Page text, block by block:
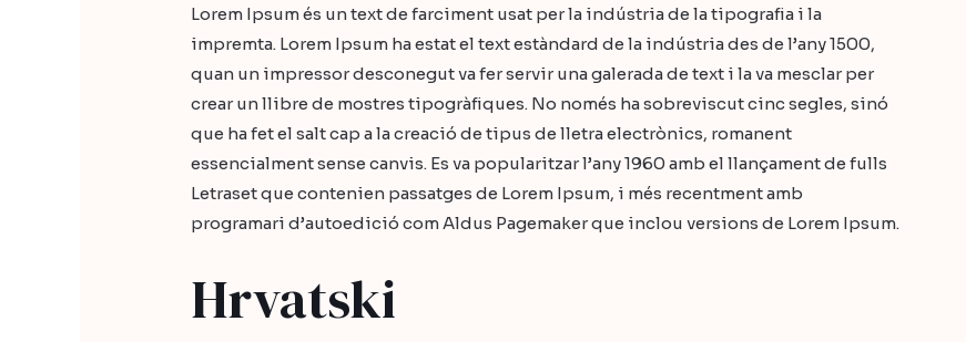
Lorem Ipsum és un text de farciment usat per la indústria de la tipografia i la
impremta. Lorem Ipsum ha estat el text estàndard de la indústria des de l’any 1500,
quan un impressor desconegut va fer servir una galerada de text i la va mesclar per
crear un llibre de mostres tipogràfiques. No només ha sobreviscut cinc segles, sinó
que ha fet el salt cap a la creació de tipus de lletra electrònics, romanent
essencialment sense canvis. Es va popularitzar l’any 1960 amb el llançament de fulls
Letraset que contenien passatges de Lorem Ipsum, i més recentment amb
programari d’autoedició com Aldus Pagemaker que inclou versions de Lorem Ipsum.
Hrvatski